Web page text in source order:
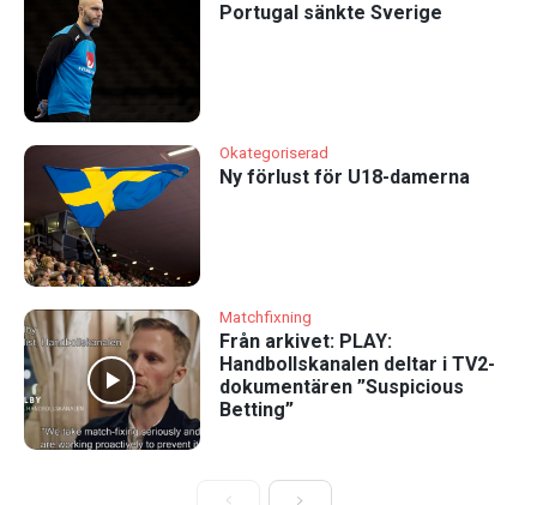
Portugal sänkte Sverige
Okategoriserad
Ny förlust för U18-damerna
Matchfixning
Från arkivet: PLAY:
Handbollskanalen deltar i TV2-
dokumentären ”Suspicious
Betting”